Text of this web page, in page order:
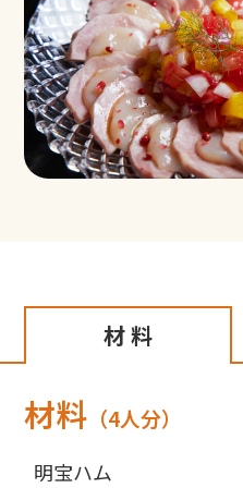
材 料
材料 （4人分）
明宝ハム